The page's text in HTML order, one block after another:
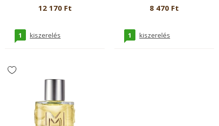
12 170 Ft
1 kiszerelés
8 470 Ft
1 kiszerelés